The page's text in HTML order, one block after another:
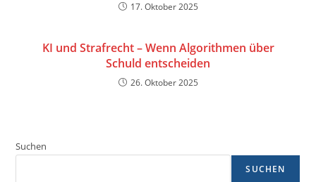
17. Oktober 2025
KI und Strafrecht – Wenn Algorithmen über
Schuld entscheiden
26. Oktober 2025
Suchen
SUCHEN